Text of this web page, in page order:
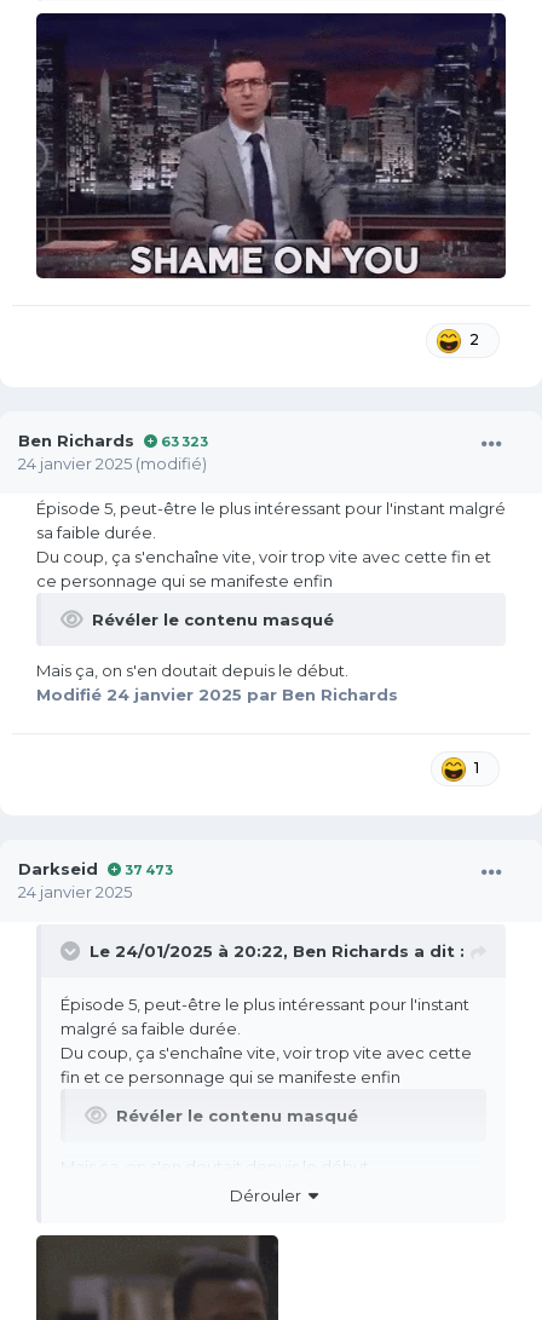
2
Ben Richards 63 323
24 janvier 2025 (modifié)
Épisode 5, peut-être le plus intéressant pour l'instant malgré
sa faible durée.
Du coup, ça s'enchaîne vite, voir trop vite avec cette fin et
ce personnage qui se manifeste enfin
Révéler le contenu masqué
Mais ça, on s'en doutait depuis le début.
Modifié 24 janvier 2025 par Ben Richards
1
Darkseid 37 473
24 janvier 2025
Le 24/01/2025 à 20:22, Ben Richards a dit :
Épisode 5, peut-être le plus intéressant pour l'instant
malgré sa faible durée.
Du coup, ça s'enchaîne vite, voir trop vite avec cette
fin et ce personnage qui se manifeste enfin
Révéler le contenu masqué
Mais ça, on s'en doutait depuis le début.
Dérouler